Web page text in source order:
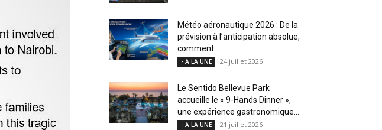
Météo aéronautique 2026 : De la
prévision à l’anticipation absolue,
comment...
- A LA UNE 24 juillet 2026
Le Sentido Bellevue Park
accueille le « 9-Hands Dinner »,
une expérience gastronomique...
- A LA UNE 21 juillet 2026